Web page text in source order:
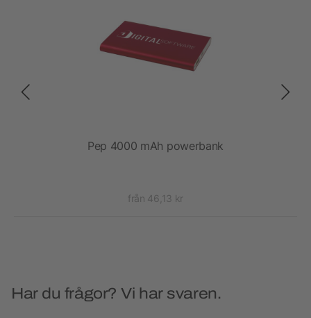
Pep 4000 mAh powerbank
från 46,13 kr
Har du frågor? Vi har svaren.